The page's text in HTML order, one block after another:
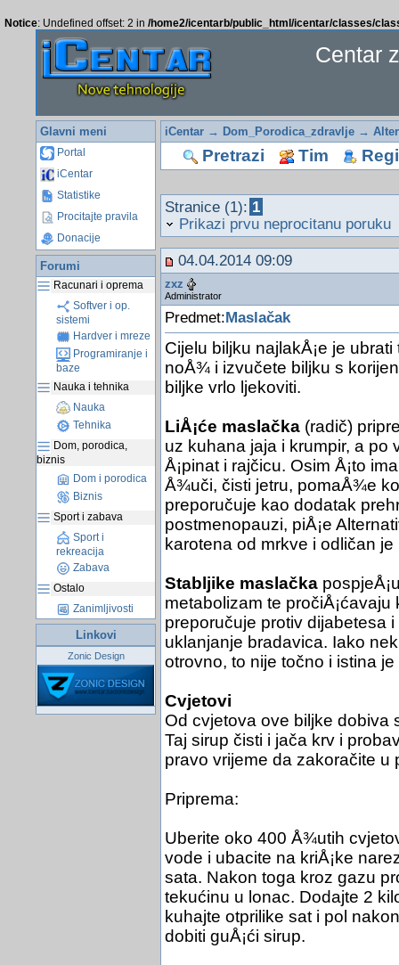
Notice: Undefined offset: 2 in /home2/icentarb/public_html/icentar/classes/
Centar
Glavni meni
Portal
iCentar
Statistike
Procitajte pravila
Donacije
Forumi
Racunari i oprema
Softver i op.
sistemi
Hardver i mreze
Programiranje i
baze
Nauka i tehnika
Nauka
Tehnika
Dom, porodica,
biznis
Dom i porodica
Biznis
Sport i zabava
Sport i
rekreacija
Zabava
Ostalo
Zanimljivosti
Linkovi
Zonic Design
iCentar→ Dom_Porodica_zdravlje→
Pretrazi Tim
Stranice (1): 1
Prikazi prvu neprocitanu poruku
04.04.2014 09:09
zxz
Administrator
Predmet: Maslačak
Cijelu biljku najlakÅ¡e je
noÅ¾ i izvučete biljku s
biljke vrlo ljekoviti.
LiÅ¡će maslačka(radič)
uz kuhana jaja i krumpir, a po
Å¡pinat i rajčicu. Osim Å¡to
Å¾uči, čisti jetru, pomaÅ¾e
preporučuje kao dodatak
postmenopauzi, piÅ¡e
karotena od mrkve i odličan
Stabljike maslačka
metabolizam te
preporučuje protiv dijabetesa
uklanjanje bradavica. Iako
otrovno, to nije točno i istina
Cvjetovi
Od cvjetova ove biljke dobiva
Taj sirup čisti i jača krv i
pravo vrijeme da zakoračite u
Priprema:
Uberite oko 400 Å¾utih
vode i ubacite na kriÅ¡ke
sata. Nakon toga kroz gazu
tekućinu u lonac. Dodajte 2
kuhajte otprilike sat i pol
dobiti guÅ¡ći sirup.